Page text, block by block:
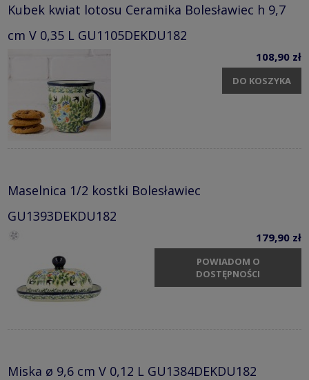
Kubek kwiat lotosu Ceramika Bolesławiec h 9,7
cm V 0,35 L GU1105DEKDU182
108,90 zł
DO KOSZYKA
Maselnica 1/2 kostki Bolesławiec
GU1393DEKDU182
179,90 zł
POWIADOM O
DOSTĘPNOŚCI
Miska ø 9,6 cm V 0,12 L GU1384DEKDU182